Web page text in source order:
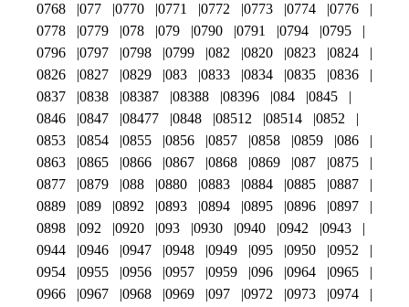
0768
077 0770 0771 0772 0773 0774
0776
0778
0779 078 079 0790 0791 0794
0795
0796
0797 0798 0799 082 0820 0823
0824
0826
0827 0829 083 0833 0834 0835
0836
0837
0838 08387 08388 08396 084
0845
0846
0847 08477 0848 08512 08514
0852
0853
0854 0855 0856 0857 0858 0859
086
0863
0865 0866 0867 0868 0869 087
0875
0877
0879 088 0880 0883 0884 0885
0887
0889
089 0892 0893 0894 0895 0896
0897
0898
092 0920 093 0930 0940 0942
0943
0944
0946 0947 0948 0949 095 0950
0952
0954
0955 0956 0957 0959 096 0964
0965
0966
0967 0968 0969 097 0972 0973
0974